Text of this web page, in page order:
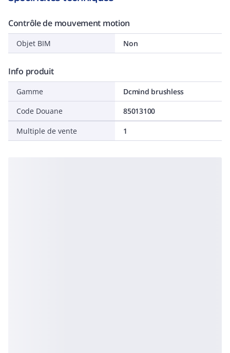
Contrôle de mouvement motion
Objet BIM Non
Info produit
Gamme
Dcmind brushless
Code Douane
85013100
Multiple de vente 1